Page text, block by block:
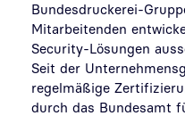
Bundesdruckerei-
Mitarbeitenden
Security-Lösungen
Seit der
regelmäßige
durch das Bundesamt